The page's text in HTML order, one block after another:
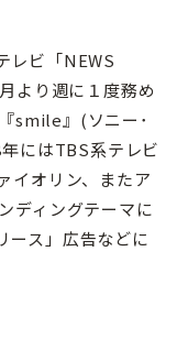
レビ「NEWS
より週に１度務め
smile』(ソニー･
にはTBS系テレビ
イオリン、またア
ディングテーマに
ース」広告などに